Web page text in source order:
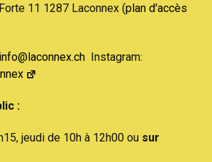
11 1287 Laconnex (plan d'accès
info@laconnex.ch Instagram:
:
jeudi de 10h à 12h00 ou sur